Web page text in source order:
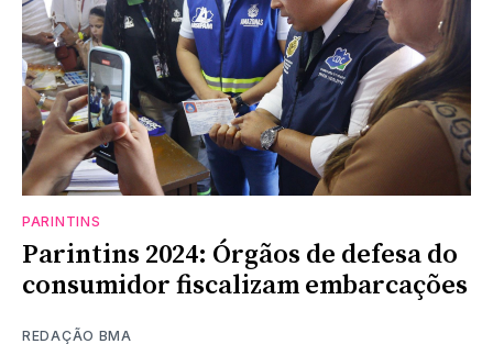
PARINTINS
Parintins 2024: Órgãos de defesa do
consumidor fiscalizam embarcações
REDAÇÃO BMA